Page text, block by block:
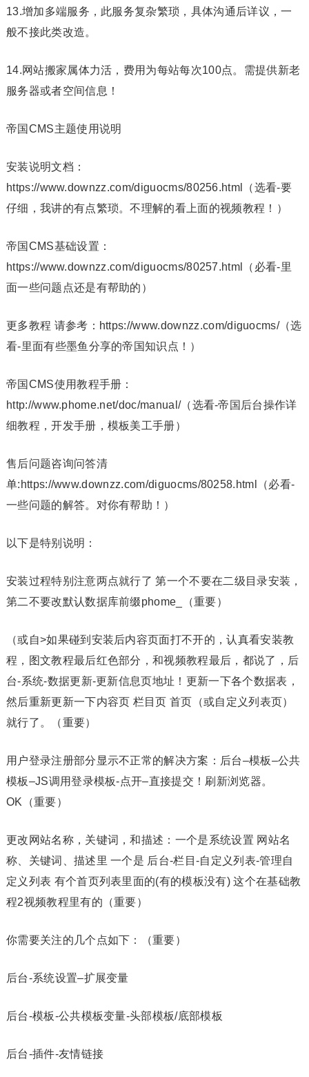
13.增加多端服务，此服务复杂繁琐，具体沟通后详议，一
般不接此类改造。
14.网站搬家属体力活，费用为每站每次100点。需提供新老
服务器或者空间信息！
帝国CMS主题使用说明
安装说明文档：
https://www.downzz.com/diguocms/80256.html（选看-要
仔细，我讲的有点繁琐。不理解的看上面的视频教程！）
帝国CMS基础设置：
https://www.downzz.com/diguocms/80257.html（必看-里
面一些问题点还是有帮助的）
更多教程 请参考：https://www.downzz.com/diguocms/（选
看-里面有些墨鱼分享的帝国知识点！）
帝国CMS使用教程手册：
http://www.phome.net/doc/manual/（选看-帝国后台操作详
细教程，开发手册，模板美工手册）
售后问题咨询问答清
单:https://www.downzz.com/diguocms/80258.html（必看-
一些问题的解答。对你有帮助！）
以下是特别说明：
安装过程特别注意两点就行了 第一个不要在二级目录安装，
第二不要改默认数据库前缀phome_（重要）
（或自>如果碰到安装后内容页面打不开的，认真看安装教
程，图文教程最后红色部分，和视频教程最后，都说了，后
台-系统-数据更新-更新信息页地址！更新一下各个数据表，
然后重新更新一下内容页 栏目页 首页（或自定义列表页）
就行了。（重要）
用户登录注册部分显示不正常的解决方案：后台–模板–公共
模板–JS调用登录模板-点开–直接提交！刷新浏览器。
OK（重要）
更改网站名称，关键词，和描述：一个是系统设置 网站名
称、关键词、描述里 一个是 后台-栏目-自定义列表-管理自
定义列表 有个首页列表里面的(有的模板没有) 这个在基础教
程2视频教程里有的（重要）
你需要关注的几个点如下：（重要）
后台-系统设置–扩展变量
后台-模板-公共模板变量-头部模板/底部模板
后台-插件-友情链接